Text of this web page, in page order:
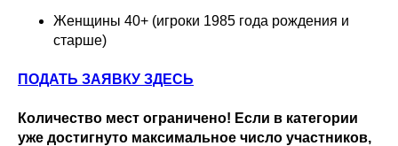
Женщины 40+ (игроки 1985 года рождения и
старше)
ПОДАТЬ ЗАЯВКУ ЗДЕСЬ
Количество мест ограничено! Если в категории
уже достигнуто максимальное число участников,